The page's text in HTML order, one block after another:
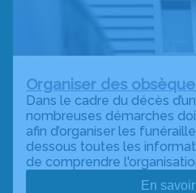
Organiser des
Dans le cadre du décès
nombreuses démarches
afin d’organiser les
dessous toutes les
de comprendre
En